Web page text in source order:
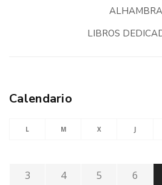
ALHAMBRA
LIBROS
Calendario
L M X J
3
4 5 6